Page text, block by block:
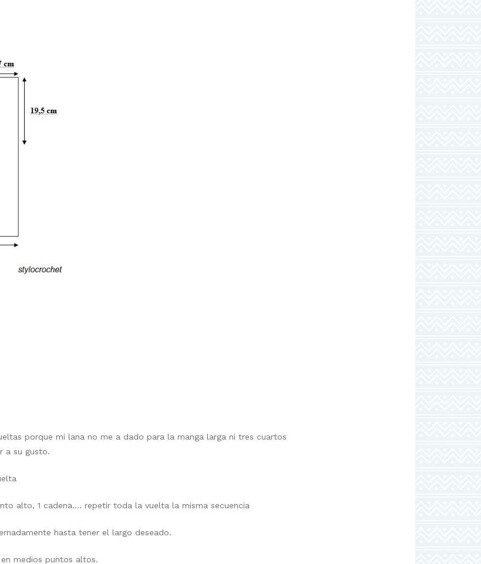
porque mi lana no me a dado para la manga larga ni tres cuartos
a su gusto.
alto, 1 cadena…. repetir toda la vuelta la misma secuencia
hasta tener el largo deseado.
medios puntos altos.